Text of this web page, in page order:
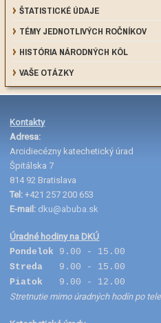
ŠTATISTICKÉ ÚDAJE
TÉMY JEDNOTLIVÝCH ROČNÍKOV
HISTÓRIA NÁRODNÝCH KÔL
VAŠE OTÁZKY
Kontakty
Adresa:
Arcidiecézny katechetický úrad
Špitálska 7
814 92 Bratislava
Tel: +421 257 200 653
E-mail: dku@abuba.sk
Úradné hodiny na DKÚ
Pondelok 9.00 - 15.00
Streda 9.00 - 15.00
Piatok 9.00 - 12.00
Stretnutie mimo úradných hodín po